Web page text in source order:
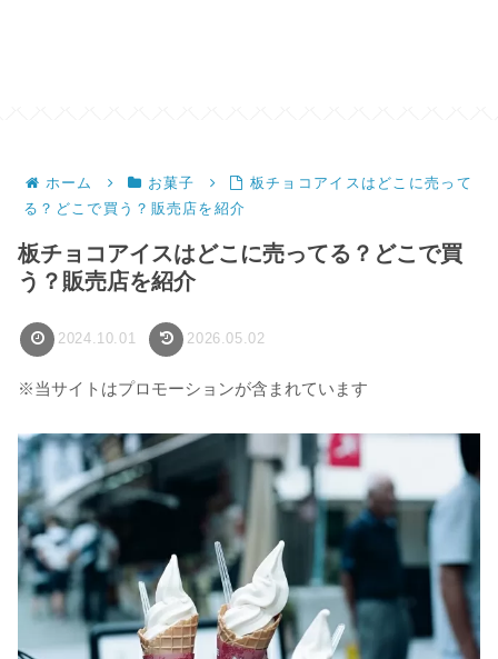
ホーム お菓子
板チョコアイスはどこに売って
る？どこで買う？販売店を紹介
板チョコアイスはどこに売ってる？どこで買
う？販売店を紹介
2024.10.01 2026.05.02
※当サイトはプロモーションが含まれています